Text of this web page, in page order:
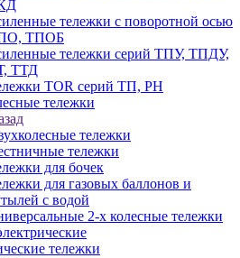
тележки с поворотной осью
ТПОБ
тележки серий ТПУ, ТПДУ,
ТТД
TOR серий ТП, PH
тележки
тележки
тележки
для бочек
для газовых баллонов и
с водой
2-х колесные тележки
тележки